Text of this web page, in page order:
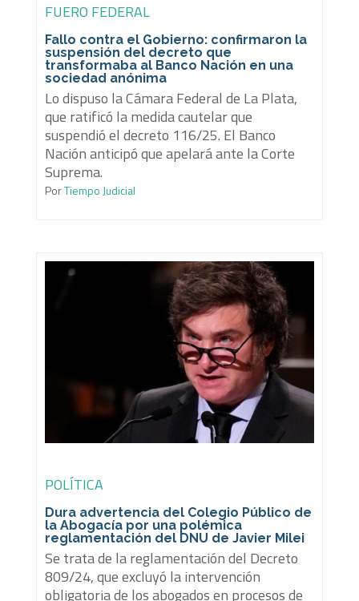
FUERO FEDERAL
Fallo contra el Gobierno: confirmaron la
suspensión del decreto que
transformaba al Banco Nación en una
sociedad anónima
Lo dispuso la Cámara Federal de La Plata,
que ratificó la medida cautelar que
suspendió el decreto 116/25. El Banco
Nación anticipó que apelará ante la Corte
Suprema.
PorTiempo Judicial
POLÍTICA
Dura advertencia del Colegio Público de
la Abogacía por una polémica
reglamentación del DNU de Javier Milei
Se trata de la reglamentación del Decreto
809/24, que excluyó la intervención
obligatoria de los abogados en procesos de